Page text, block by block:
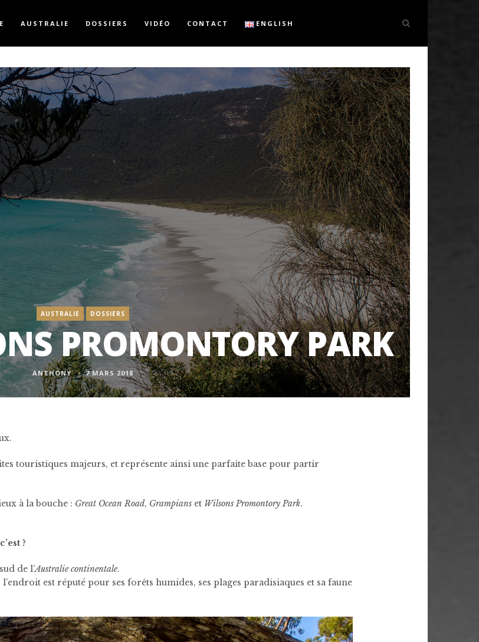
AUSTRALIE DOSSIERS VIDÉO CONTACT ENGLISH
AUSTRALIE DOSSIERS
PROMONTORY PARK
ANTHONY 7 MARS 2018
touristiques majeurs, et représente ainsi une parfaite base pour partir
à la bouche : Great Ocean Road, Grampians et Wilsons Promontory Park.
?
de l’Australie continentale.
est réputé pour ses forêts humides, ses plages paradisiaques et sa faune